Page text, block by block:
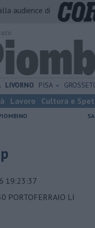
audience di
LIVORNO PISA
Lavoro Cultura e
19:23:37
PORTOFERRAIO LI